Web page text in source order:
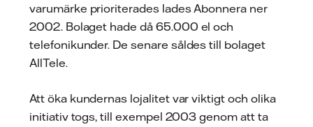
varumärke prioriterades lades Abonnera ner
2002. Bolaget hade då 65.000 el och
telefonikunder. De senare såldes till bolaget
AllTele.
Att öka kundernas lojalitet var viktigt och olika
initiativ togs, till exempel 2003 genom att ta